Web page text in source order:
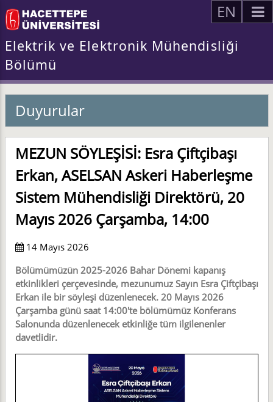
EN
Elektrik ve Elektronik Mühendisliği
Bölümü
Duyurular
MEZUN SÖYLEŞİSİ: Esra Çiftçibaşı
Erkan, ASELSAN Askeri Haberleşme
Sistem Mühendisliği Direktörü, 20
Mayıs 2026 Çarşamba, 14:00
14 Mayıs 2026
Bölümümüzün 2025-2026 Bahar Dönemi kapanış
etkinlikleri çerçevesinde, mezunumuz Sayın Esra Çiftçibaşı
Erkan ile bir söyleşi düzenlenecek. 20 Mayıs 2026
Çarşamba günü saat 14:00'te bölümümüz Konferans
Salonunda düzenlenecek etkinliğe tüm ilgilenenler
davetlidir.